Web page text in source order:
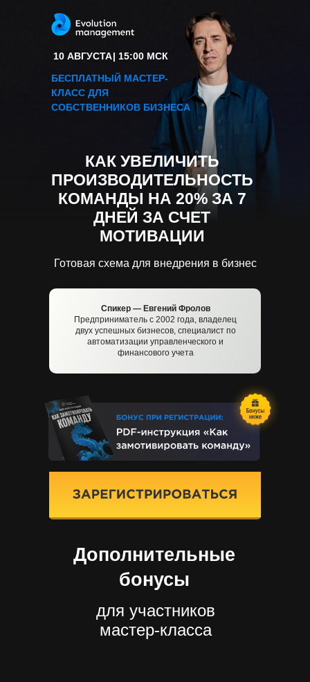
БЕСПЛАТНЫЙ МАСТЕР-
КЛАСС ДЛЯ
СОБСТВЕННИКОВ БИЗНЕСА
Дополнительные
бонусы
для участников
мастер-класса
Готовая схема для внедрения в бизнес
КАК УВЕЛИЧИТЬ
ПРОИЗВОДИТЕЛЬНОСТЬ
КОМАНДЫ НА 20% ЗА 7
ДНЕЙ ЗА СЧЕТ
МОТИВАЦИИ
10 АВГУСТА
Спикер — Евгений Фролов
Предприниматель с 2002 года, владелец
двух успешных бизнесов, специалист по
автоматизации управленческого и
финансового учета
| 15:00 МСК